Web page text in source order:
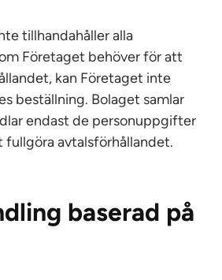
tillhandahåller alla
Företaget behöver för att
kan Företaget inte
beställning. Bolaget samlar
endast de personuppgifter
fullgöra avtalsförhållandet.
baserad på